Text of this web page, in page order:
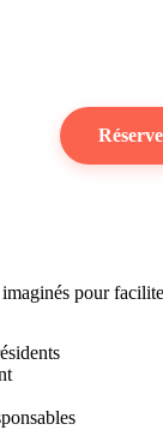
pour